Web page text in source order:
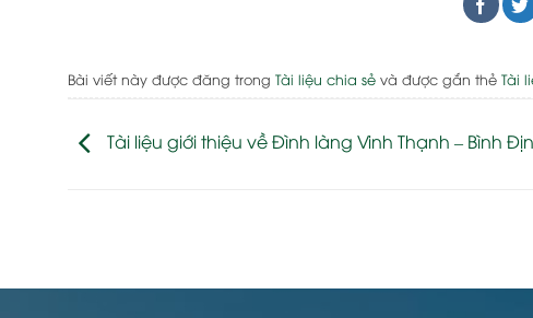
Bài viết này được đăng trong Tài liệu chia sẻ và được gắn thẻ Tài
Tài liệu giới thiệu về Đình làng Vinh Thạnh – Bình